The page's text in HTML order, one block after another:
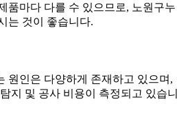
품마다 다를 수 있으므로, 노원구누
는 것이 좋습니다.
원인은 다양하게 존재하고 있으며,
지 및 공사 비용이 측정되고 있습